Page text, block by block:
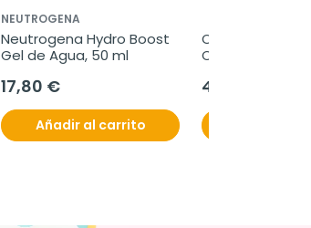
NEUTROGENA
Neutrogena Hydro Boost
Gel de Agua, 50 ml
17,80 €
Añadir al carrito
OvosiCare
Cápsulas
49,95 €